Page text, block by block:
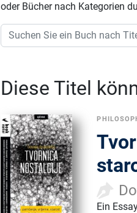
oder Bücher nach Kategorien
Diese Titel
Ein